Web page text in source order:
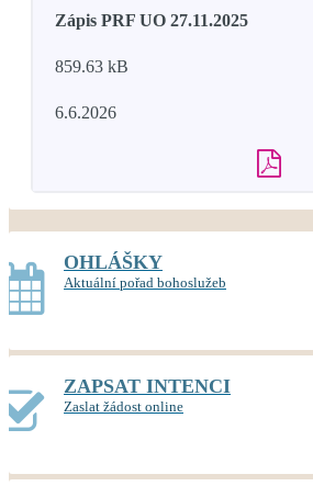
Zápis PRF UO 27.11.2025
859.63 kB
6.6.2026
OHLÁŠKY
Aktuální pořad bohoslužeb
ZAPSAT INTENCI
Zaslat žádost online